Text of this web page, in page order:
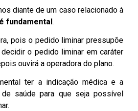
diante de um caso relacionado à
fundamental.
pois o pedido liminar pressupõe
o pedido liminar em caráter
ouvirá a operadora do plano.
ter a indicação médica e a
saúde para que seja possível